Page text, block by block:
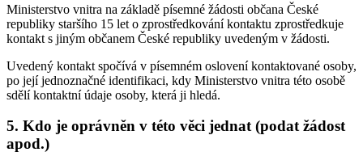
Ministerstvo vnitra na základě písemné žádosti občana České
republiky staršího 15 let o zprostředkování kontaktu zprostředkuje
kontakt s jiným občanem České republiky uvedeným v žádosti.
Uvedený kontakt spočívá v písemném oslovení kontaktované osoby,
po její jednoznačné identifikaci, kdy Ministerstvo vnitra této osobě
sdělí kontaktní údaje osoby, která ji hledá.
5. Kdo je oprávněn v této věci jednat (podat žádost
apod.)